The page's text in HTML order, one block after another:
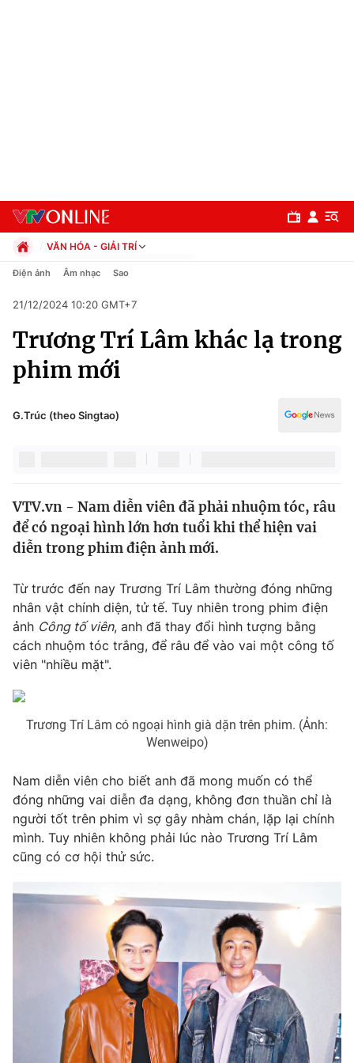
Chuyên mục
Chính trị
Thế giới
Thế giới đó đây
Câu chuyện quốc tế
Kinh tế
Tài chính
Thị trường
Dữ liệu và đời sống
Nhân vật
Khán giả
Giải sao mai
Giải trí
Âm nhạc
Sao
Đời sống
Du lịch
Làm đẹp
Chất lượng cuộc sống
Giáo dục
Tuyển sinh
Công nghệ
Hitech Công nghệ tương lai
Giao lưu trực tuyến
Lịch phát sóng
Chuyên mục khác
Emagazine Podcast
VĂN HÓA - GIẢI TRÍ
Chính trị
Pháp luật
Kinh tế
Thể thao
Truyền hình
Y tế
Điện ảnh Âm nhạc Sao
21/12/2024 10:20 GMT+7
Trương Trí Lâm khác lạ trong
phim mới
G.Trúc (theo Singtao)
VTV.vn - Nam diễn viên đã phải nhuộm tóc, râu
để có ngoại hình lớn hơn tuổi khi thể hiện vai
diễn trong phim điện ảnh mới.
Từ trước đến nay Trương Trí Lâm thường đóng những
nhân vật chính diện, tử tế. Tuy nhiên trong phim điện
ảnh Công tố viên, anh đã thay đổi hình tượng bằng
cách nhuộm tóc trắng, để râu để vào vai một công tố
viên "nhiều mặt".
Trương Trí Lâm có ngoại hình già dặn trên phim. (Ảnh:
Wenweipo)
Nam diễn viên cho biết anh đã mong muốn có thể
đóng những vai diễn đa dạng, không đơn thuần chỉ là
người tốt trên phim vì sợ gây nhàm chán, lặp lại chính
mình. Tuy nhiên không phải lúc nào Trương Trí Lâm
cũng có cơ hội thử sức.